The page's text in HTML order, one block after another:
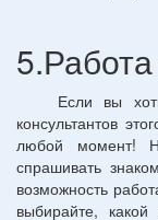
Если вы
консультантов
любой момент!
спрашивать
возможность
выбирайте,